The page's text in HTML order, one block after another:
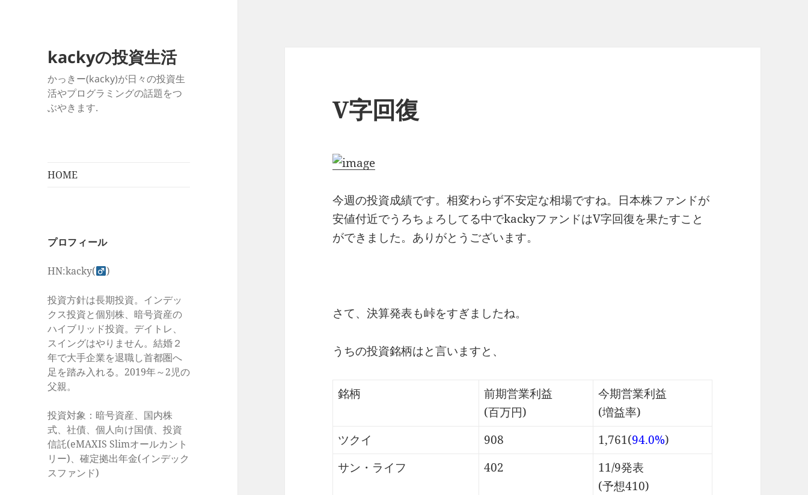
kackyの投資生活
かっきー(kacky)が日々の投資生
活やプログラミングの話題をつ
ぶやきます.
HOME
プロフィール
HN:kacky( )
投資方針は長期投資。インデッ
クス投資と個別株、暗号資産の
ハイブリッド投資。デイトレ、
スイングはやりません。結婚２
年で大手企業を退職し首都圏へ
足を踏み入れる。2019年～2児の
父親。
投資対象：暗号資産、国内株
式、社債、個人向け国債、投資
信託(eMAXIS Slimオールカント
リー)、確定拠出年金(インデック
スファンド)
V字回復
今週の投資成績です。相変わらず不安定な相場ですね。日本株ファンドが
安値付近でうろちょろしてる中でkackyファンドはV字回復を果たすこと
ができました。ありがとうございます。
さて、決算発表も峠をすぎましたね。
うちの投資銘柄はと言いますと、
銘柄
前期営業利益
(百万円)
今期営業利益
(増益率)
ツクイ
908 1,761(94.0%)
サン・ライフ
402
11/9発表
(予想410)